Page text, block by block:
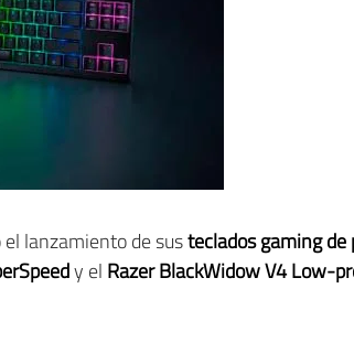
lanzamiento de susteclados gaming de
y el Razer BlackWidow V4 Low-